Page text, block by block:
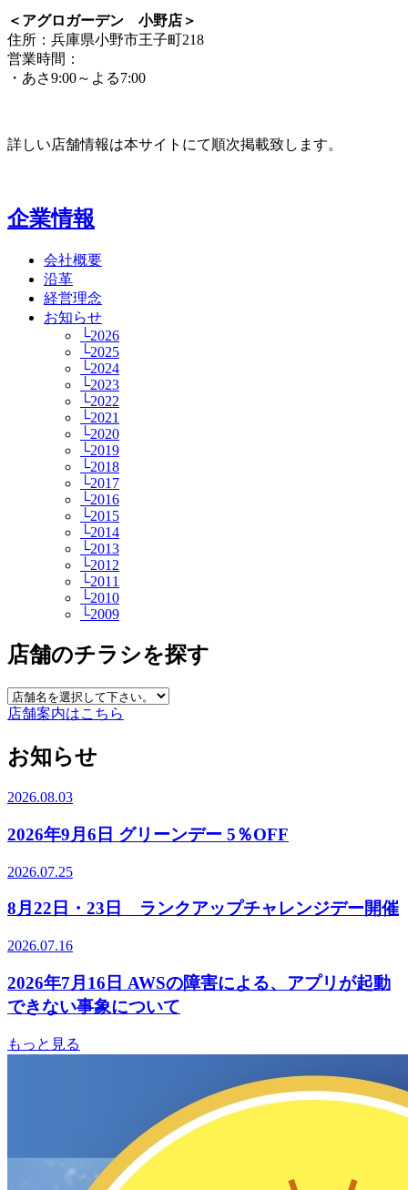
＜アグロガーデン 小野店＞
住所：兵庫県小野市王子町218
営業時間：
・あさ9:00～よる7:00
詳しい店舗情報は本サイトにて順次掲載致します。
企業情報
会社概要
沿革
経営理念
お知らせ
└2026
└2025
└2024
└2023
└2022
└2021
└2020
└2019
└2018
└2017
└2016
└2015
└2014
└2013
└2012
└2011
└2010
└2009
店舗のチラシを探す
店舗案内はこちら
お知らせ
2026.08.03
2026年9月6日 グリーンデー 5％OFF
2026.07.25
8月22日・23日 ランクアップチャレンジデー開催
2026.07.16
2026年7月16日 AWSの障害による、アプリが起動
できない事象について
もっと見る